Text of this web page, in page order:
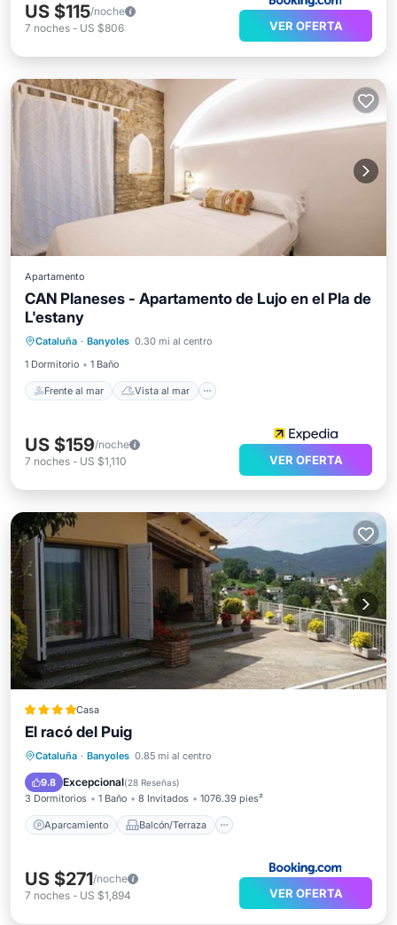
US $115/noche
7 noches - US $806 VER OFERTA
Apartamento
CAN Planeses - Apartamento de Lujo en el Pla de
L'estany
Cataluña · Banyoles 0.30 mi al centro
1 Dormitorio
1 Baño
Frente al mar Vista al mar
Cocina
US $159/noche
7 noches - US $1,110 VER OFERTA
Casa
El racó del Puig
Cataluña · Banyoles 0.85 mi al centro
9.8 Excepcional(28 Reseñas)
3 Dormitorios 1 Baño 8 Invitados 1076.39 pies²
Aparcamiento Balcón/Terraza
Aparcamiento
Balcón/Terraza
Vistas
Aire acondicionado
US $271/noche
7 noches - US $1,894 VER OFERTA